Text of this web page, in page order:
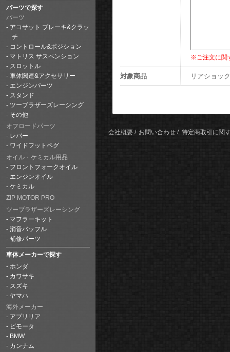
パーツで探す
パーツ
アコサット ブレーキ&クラッ
チ
コントロール&ポジション
マトリス サスペンション
スロットル
車体関連&アクセサリー
エンジンパーツ
スタンド
ツーブラザーズレーシング
その他
オフロードパーツ
レバー
ワイドフットペグ
オイル・ケミカル用品
フロントフォークオイル
エンジンオイル
ケミカル
ZIP MOTOR PRO
ツーブラザーズレーシング
マフラーキット
消音バッフル
補修パーツ
車体メーカーで探す
ホンダ
カワサキ
スズキ
ヤマハ
海外メーカー
アプリリア
ビモータ
BMW
カンナム
※ご注文に関
対象商品 リアショッ
会社概要 お問い合わせ 特定商取引に関